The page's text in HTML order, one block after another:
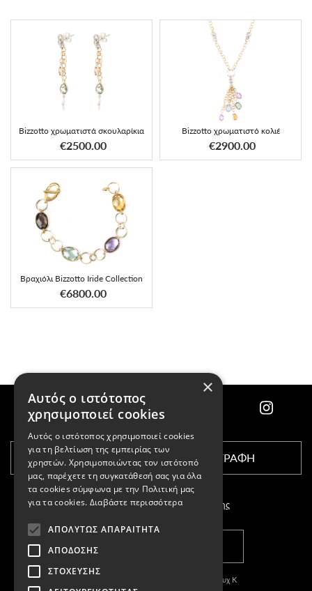
Bizzotto χρωματιστά σκουλαρίκια
€2500.00
Bizzotto χρωματιστό κολιέ
€2900.00
Βραχιόλι Bizzotto Iride Collection
€6800.00
ΕΓΓΡΑΦΗ
Αποδέχομαι τους όρους χρήσης
Copyright © 2011-2026 Κασπαριάν Σεμπουχ Κ
×
Αυτός ο ιστότοπος
χρησιμοποιεί cookies
Αυτός ο ιστότοπος χρησιμοποιεί cookies
για τη βελτίωση της εμπειρίας των
χρηστών. Χρησιμοποιώντας τον ιστότοπό
μας, παρέχετε τη συγκατάθεσή σας για όλα
τα cookies σύμφωνα με την Πολιτική μας
για τα cookies. Διαβάστε περισσότερα
ΑΠΟΛΎΤΩΣ ΑΠΑΡΑΊΤΗΤΑ
ΑΠΌΔΟΣΗΣ
ΣΤΌΧΕΥΣΗΣ